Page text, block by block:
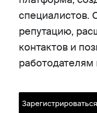
специалистов.
репутацию,
контактов и
работодателям